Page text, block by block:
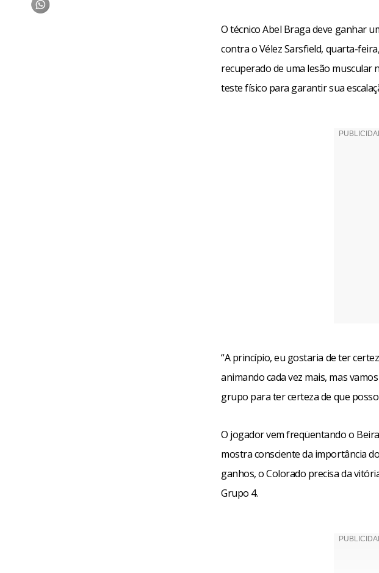
O técnico Abel Braga deve ganhar
contra o Vélez Sarsfield, quarta-
recuperado de uma lesão muscular
teste físico para garantir sua
“A princípio, eu gostaria de ter
animando cada vez mais, mas
grupo para ter certeza de que
O jogador vem freqüentando o
mostra consciente da importância
ganhos, o Colorado precisa da
Grupo 4.